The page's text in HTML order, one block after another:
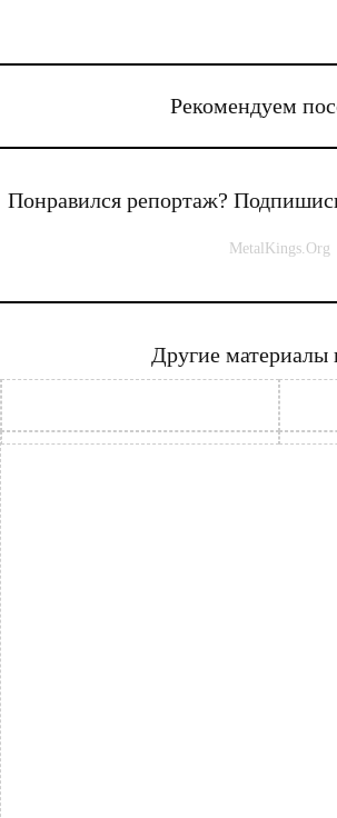
Рекомендуем
Понравился репортаж?
MetalKings.Org
Другие материалы